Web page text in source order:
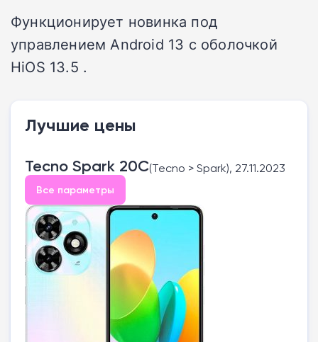
Функционирует новинка под
управлением Android 13 с оболочкой
HiOS 13.5 .
Лучшие цены
Tecno Spark 20C(Tecno > Spark), 27.11.2023
Все параметры